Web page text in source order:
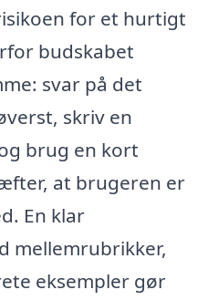
for et hurtigt
budskabet
svar på det
skriv en
brug en kort
at brugeren er
En klar
mellemrubrikker,
eksempler gør